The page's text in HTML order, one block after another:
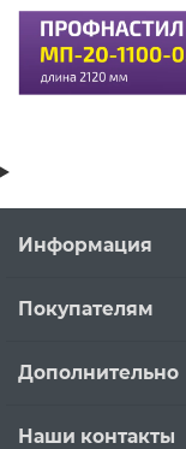
Информация
Покупателям
Дополнительно
Наши контакты